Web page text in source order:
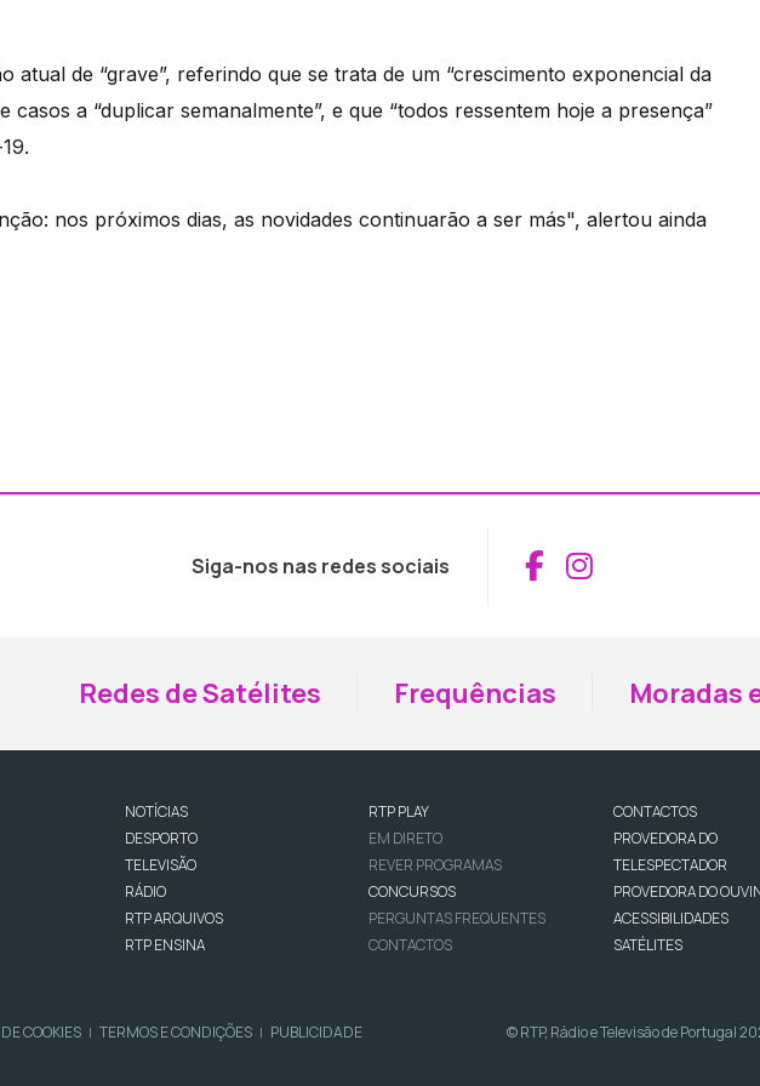
atual de “grave”, referindo que se trata de um “crescimento exponencial da
casos a “duplicar semanalmente”, e que “todos ressentem hoje a presença”
nos próximos dias, as novidades continuarão a ser más", alertou ainda
Siga-nos nas redes sociais Aceder ao
Aceder ao
Redes de Satélites Frequências Moradas
NOTÍCIAS
DESPORTO
TELEVISÃO
RÁDIO
RTP ARQUIVOS
RTP ENSINA
RTP PLAY
EM DIRETO
REVER PROGRAMAS
CONCURSOS
PERGUNTAS FREQUENTES
CONTACTOS
CONTACTOS
PROVEDORA DO
TELESPECTADOR
PROVEDORA DO
ACESSIBILIDADES
SATÉLITES
COOKIES | TERMOS E CONDIÇÕES | PUBLICIDADE © RTP, Rádio e Televisão de Portugal